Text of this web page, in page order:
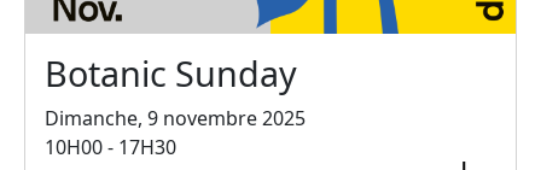
Botanic Sunday
Dimanche, 9 novembre 2025
10H00 - 17H30